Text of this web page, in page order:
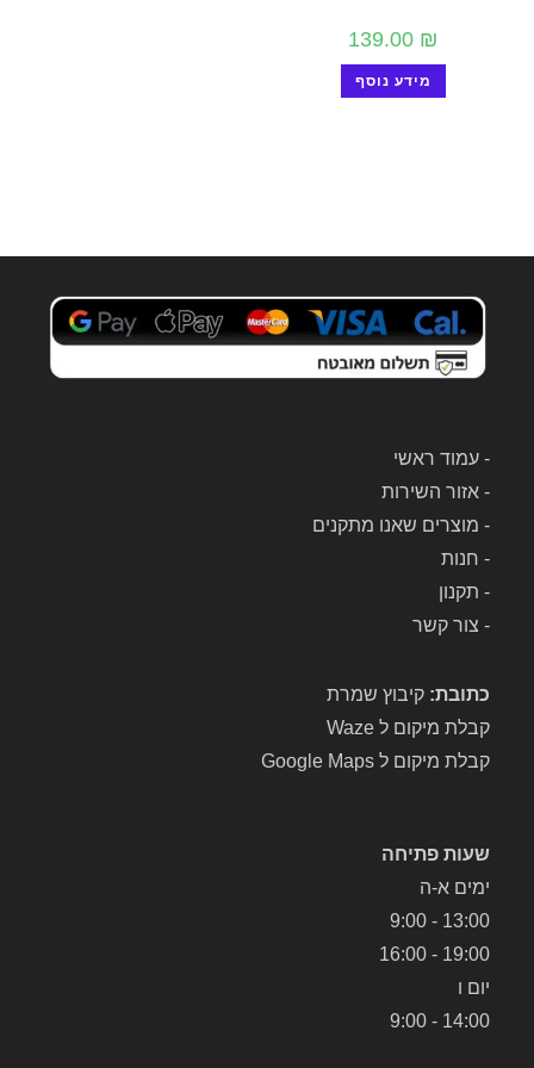
139.00 ₪
מידע נוסף
-עמוד ראשי
-אזור השירות
- מוצרים שאנו מתקנים
- חנות
- תקנון
- צור קשר
כתובת: קיבוץ שמרת
קבלת מיקום ל Waze
קבלת מיקום ל Google Maps
שעות פתיחה
ימים א-ה
13:00 - 9:00
19:00 - 16:00
יום ו
14:00 - 9:00